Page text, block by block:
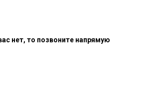
нет, то позвоните напрямую